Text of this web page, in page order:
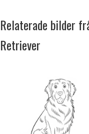
Relaterade bilder
Retriever